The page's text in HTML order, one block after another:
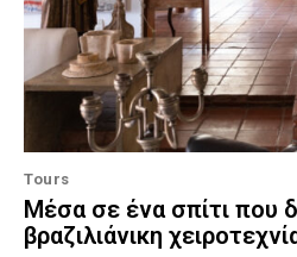
Tours
Μέσα σε ένα σπίτι που
βραζιλιάνικη